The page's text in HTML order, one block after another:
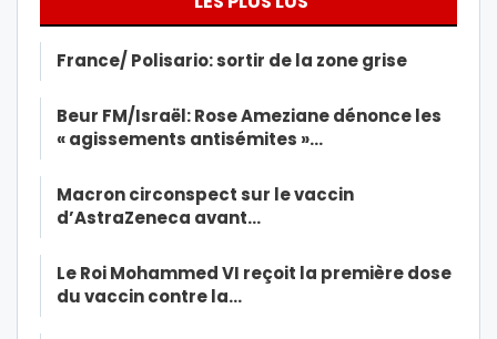
France/ Polisario: sortir de la zone grise
Beur FM/Israël: Rose Ameziane dénonce les
« agissements antisémites »…
Macron circonspect sur le vaccin
d’AstraZeneca avant…
Le Roi Mohammed VI reçoit la première dose
du vaccin contre la…